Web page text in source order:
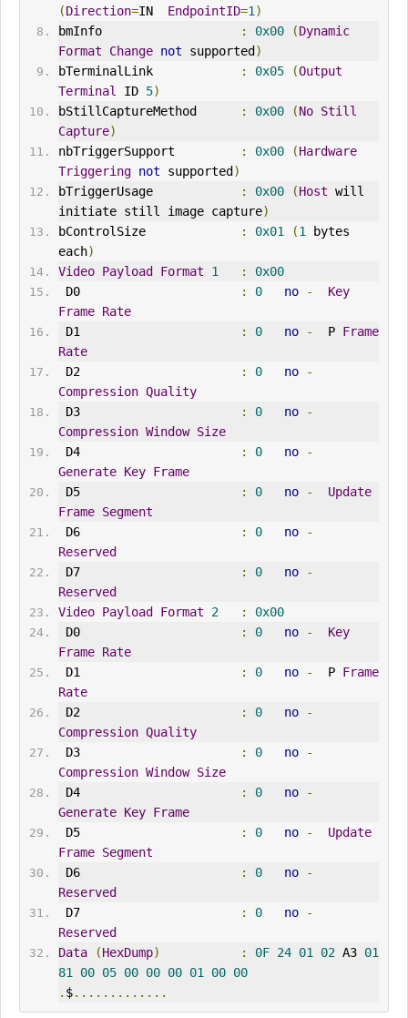
(Direction=IN EndpointID=1 )
bmInfo
: 0x00 (Dynamic
Format
Change not supported )
bTerminalLink
: 0x05 (Output
Terminal
ID 5)
bStillCaptureMethod
: 0x00 (No Still
Capture)
nbTriggerSupport
: 0x00 (Hardware
Triggering not supported )
bTriggerUsage
: 0x00 (Host will
initiate still image capture)
bControlSize
: 0x01 (1
bytes
each)
Video Payload Format 1 :
0x00
D0
: 0 no -
Key
Frame Rate
D1
: 0 no -
  P
Frame
Rate
D2
: 0 no
-
Compression Quality
D3
: 0 no
-
Compression Window Size
D4
: 0 no
-
Generate Key Frame
D5
: 0 no -
Update
Frame Segment
D6
: 0 no
-
Reserved
D7
: 0 no
-
Reserved
Video Payload Format 2 :
0x00
D0
: 0 no -
Key
Frame Rate
D1
: 0 no -
  P
Frame
Rate
D2
: 0 no
-
Compression Quality
D3
: 0 no
-
Compression Window Size
D4
: 0 no
-
Generate Key Frame
D5
: 0 no -
Update
Frame Segment
D6
: 0 no
-
Reserved
D7
: 0 no
-
Reserved
Data
(HexDump) : 0F 24 01 02 A3 01
81
00 05 00 00 00 01 00 00
. $.............